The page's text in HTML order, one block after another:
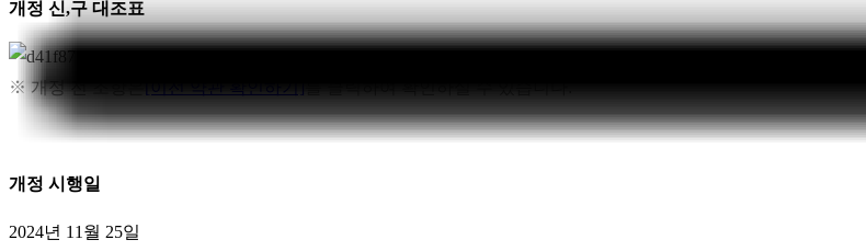
개정 신,구 대조표
※ 개정 전 조항은[이전 약관 확인하기]를 클릭하여 확인하실 수 있습니다.
개정 시행일
2024년 11월 25일